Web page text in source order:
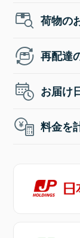
荷物の
再配達
お届け
料金を